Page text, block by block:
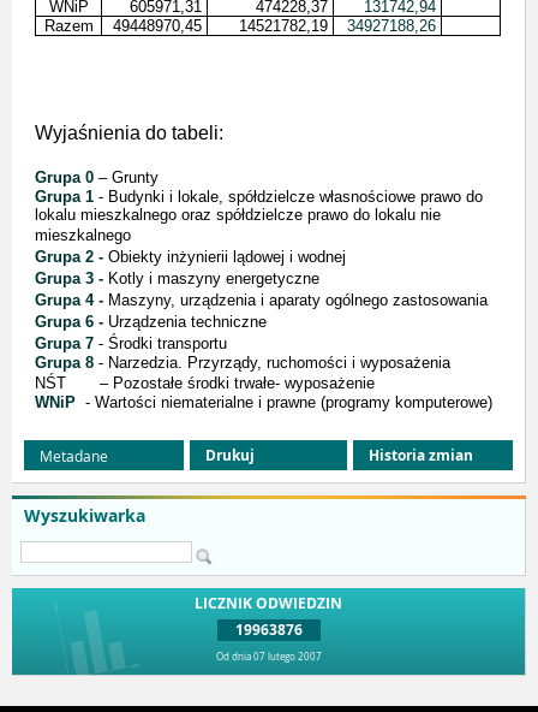
Wyszukiwarka
LICZNIK ODWIEDZIN
19963876
Od dnia 07 lutego 2007
WNiP
605971,31 474228,37
131742,94
Razem
49448970,45 14521782,19 34927188,26
Wyjaśnienia do tabeli:
Grupa 0– Grunty
Grupa 1- Budynki i lokale, spółdzielcze własnościowe prawo do
lokalu mieszkalnego oraz spółdzielcze prawo do lokalu nie
mieszkalnego
Grupa 2 -Obiekty inżynierii lądowej i wodnej
Grupa 3 - Kotly i maszyny energetyczne
Grupa 4 - Maszyny, urządzenia i aparaty ogólnego zastosowania
Grupa 6 - Urządzenia techniczne
Grupa 7- Środki transportu
Grupa 8- Narzedzia. Przyrządy, ruchomości i wyposażenia
NŚT
– Pozostałe środki trwałe- wyposażenie
WNiP - Wartości niematerialne i prawne (programy komputerowe)
Metadane Drukuj Historia zmian